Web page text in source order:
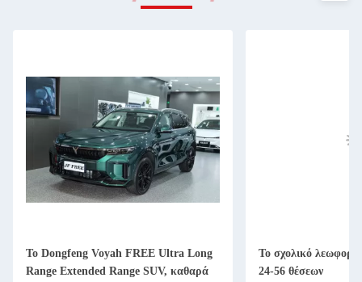
Το Dongfeng Voyah FREE Ultra Long
Range Extended Range SUV, καθαρά
Το σχολικό
24-56 θέσεων